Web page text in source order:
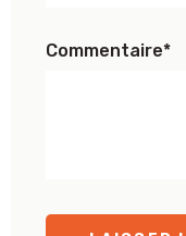
Commentaire*